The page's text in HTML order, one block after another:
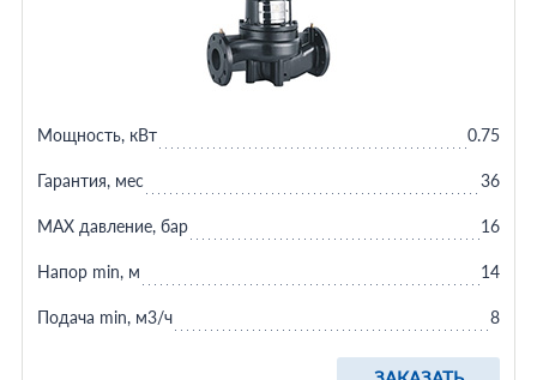
Мощность, кВт 0.75
Гарантия, мес 36
MAX давление, бар 16
Напор min, м 14
Подача min, м3/ч 8